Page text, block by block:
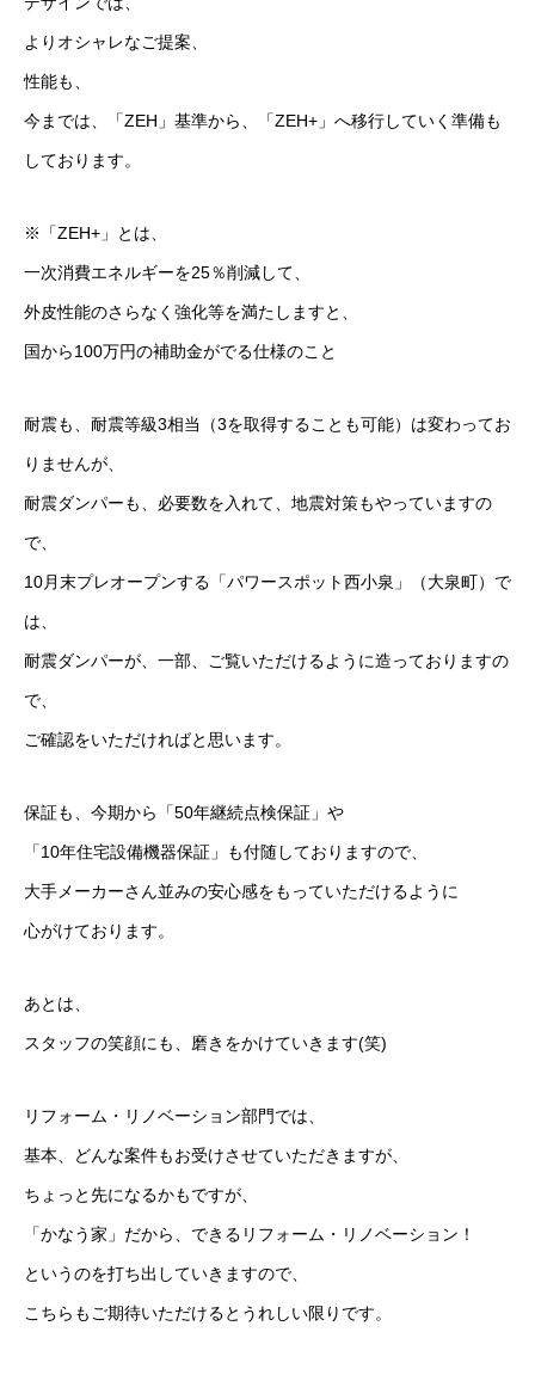
よりオシャレなご提案、
性能も、
今までは、「ZEH」基準から、「ZEH+」へ移行していく準備も
しております。
※「ZEH+」とは、
一次消費エネルギーを25％削減して、
外皮性能のさらなく強化等を満たしますと、
国から100万円の補助金がでる仕様のこと
耐震も、耐震等級3相当（3を取得することも可能）は変わってお
りませんが、
耐震ダンパーも、必要数を入れて、地震対策もやっていますの
で、
10月末プレオープンする「パワースポット西小泉」（大泉町）で
は、
耐震ダンパーが、一部、ご覧いただけるように造っておりますの
で、
ご確認をいただければと思います。
保証も、今期から「50年継続点検保証」や
「10年住宅設備機器保証」も付随しておりますので、
大手メーカーさん並みの安心感をもっていただけるように
心がけております。
あとは、
スタッフの笑顔にも、磨きをかけていきます(笑)
リフォーム・リノベーション部門では、
基本、どんな案件もお受けさせていただきますが、
ちょっと先になるかもですが、
「かなう家」だから、できるリフォーム・リノベーション！
というのを打ち出していきますので、
こちらもご期待いただけるとうれしい限りです。